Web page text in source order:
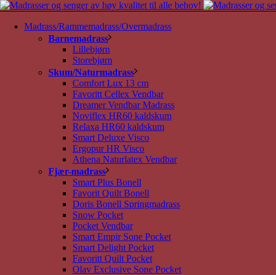
Madrass/Rammemadrass/Overmadrass
Barnemadrass
Lillebjørn
Storebjørn
Skum/Naturmadrass
Comfort Lux 13 cm
Favoritt Cellex Vendbar
Dreamer Vendbar Madrass
Noviflex HR60 kaldskum
Relaxa HR60 kaldskum
Smart Deluxe Visco
Ergopur HR Visco
Athena Naturlatex Vendbar
Fjær-madrass
Smart Plus Bonell
Favorit Quilt Bonell
Doris Bonell Springmadrass
Snow Pocket
Pocket Vendbar
Smart Empir Sone Pocket
Smart Delight Pocket
Favoritt Quilt Pocket
Olav Exclusive Sone Pocket